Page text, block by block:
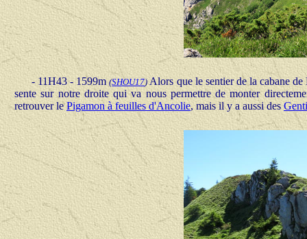
- 11H43 - 1599m(SHOU17)Alors que le sentier de la cabane
sente sur notre droite qui va nous permettre de monter
retrouver lePigamon à feuilles d'Ancolie, mais il y a aussi des